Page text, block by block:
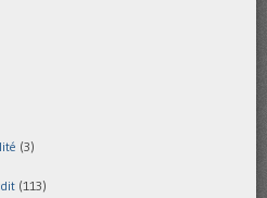
(3)
(113)